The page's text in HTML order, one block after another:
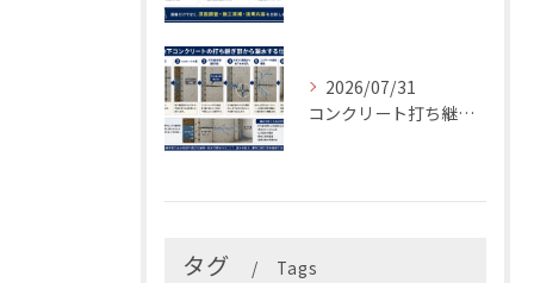
2026/07/31
コンクリート打ち継ぎ部からの漏水原因とは？最適な止水材と止水工法を解説
タグ Tags